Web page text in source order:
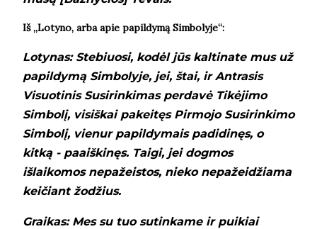
Iš „Lotyno, arba apie papildymą Simbolyje“:
Lotynas: Stebiuosi, kodėl jūs kaltinate mus už
papildymą Simbolyje, jei, štai, ir Antrasis
Visuotinis Susirinkimas perdavė Tikėjimo
Simbolį, visiškai pakeitęs Pirmojo Susirinkimo
Simbolį, vienur papildymais padidinęs, o
kitką - paaiškinęs. Taigi, jei dogmos
išlaikomos nepažeistos, nieko nepažeidžiama
keičiant žodžius.
Graikas: Mes su tuo sutinkame ir puikiai